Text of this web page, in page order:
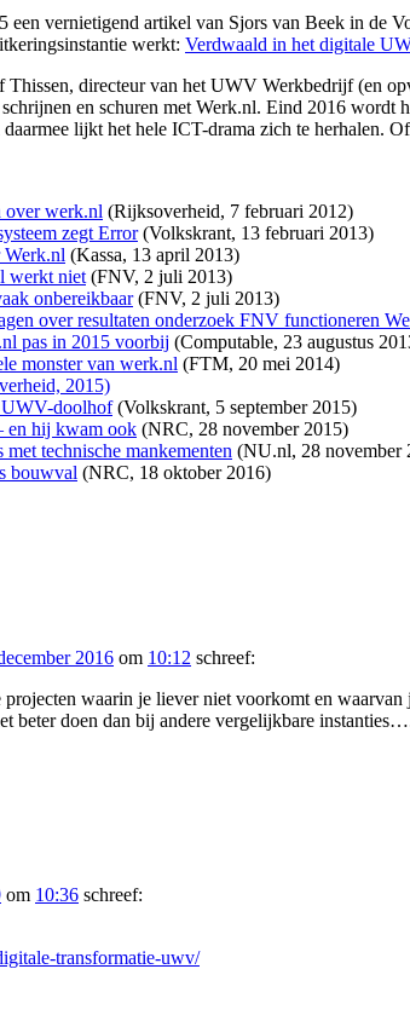
een vernietigend artikel van Sjors van Beek in de
werkt: Verdwaald in het digitale
Thissen, directeur van het UWV Werkbedrijf (en
en schuren met Werk.nl. Eind 2016
lijkt het hele ICT-drama zich te herhalen.
over werk.nl (Rijksoverheid, 7 februari 2012)
zegt Error(Volkskrant, 13 februari 2013)
Werk.nl (Kassa, 13 april 2013)
werkt niet (FNV, 2 juli 2013)
onbereikbaar(FNV, 2 juli 2013)
over resultaten onderzoek FNV functioneren
pas in 2015 voorbij (Computable, 23 augustus
monster van werk.nl (FTM, 20 mei 2014)
2015)
UWV-doolhof(Volkskrant, 5 september 2015)
en hij kwam ook (NRC, 28 november 2015)
technische mankementen (NU.nl, 28 november
bouwval (NRC, 18 oktober 2016)
2016 om 10:12 schreef:
waarin je liever niet voorkomt en
beter doen dan bij andere vergelijkbare
om 10:36 schreef:
transformatie-uwv/